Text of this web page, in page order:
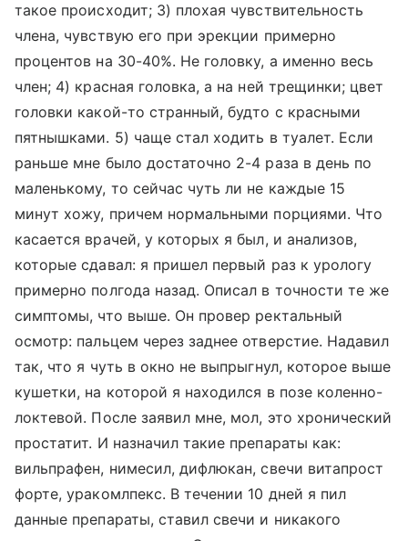
такое происходит; 3) плохая чувствительность
члена, чувствую его при эрекции примерно
процентов на 30-40%. Не головку, а именно весь
член; 4) красная головка, а на ней трещинки; цвет
головки какой-то странный, будто с красными
пятнышками. 5) чаще стал ходить в туалет. Если
раньше мне было достаточно 2-4 раза в день по
маленькому, то сейчас чуть ли не каждые 15
минут хожу, причем нормальными порциями. Что
касается врачей, у которых я был, и анализов,
которые сдавал: я пришел первый раз к урологу
примерно полгода назад. Описал в точности те же
симптомы, что выше. Он провер ректальный
осмотр: пальцем через заднее отверстие. Надавил
так, что я чуть в окно не выпрыгнул, которое выше
кушетки, на которой я находился в позе коленно-
локтевой. После заявил мне, мол, это хронический
простатит. И назначил такие препараты как:
вильпрафен, нимесил, дифлюкан, свечи витапрост
форте, уракомлпекс. В течении 10 дней я пил
данные препараты, ставил свечи и никакого